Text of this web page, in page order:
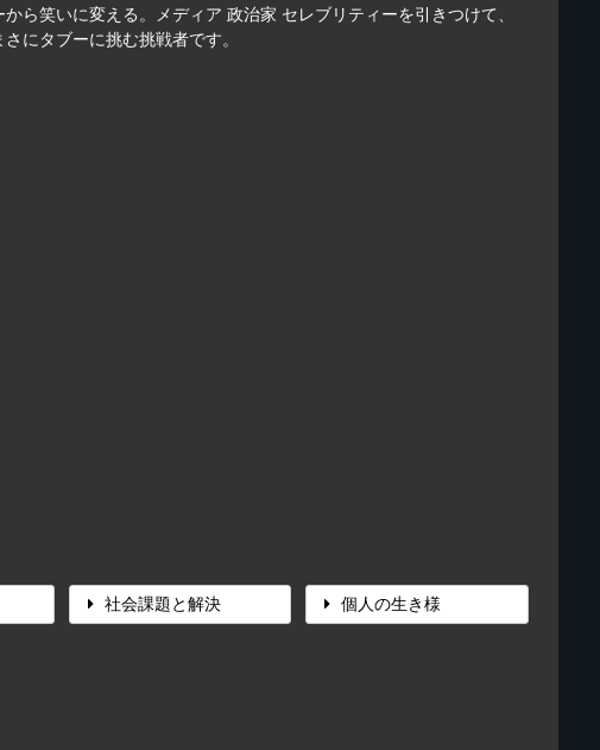
ら笑いに変える。メディア 政治家 セレブリティーを引きつけて、
にタブーに挑む挑戦者です。
社会課題と解決 個人の生き様